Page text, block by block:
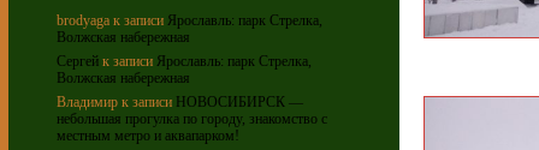
brodyaga к записи Ярославль: парк Стрелка,
Волжская набережная
Сергей к записи Ярославль: парк Стрелка,
Волжская набережная
Владимир к записи НОВОСИБИРСК —
небольшая прогулка по городу, знакомство с
местным метро и аквапарком!